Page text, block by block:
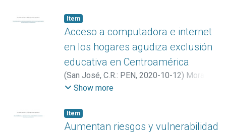
Item
Acceso a computadora e internet
en los hogares agudiza exclusión
educativa en Centroamérica
(San José, C.R.: PEN, 2020-10-12) Mora
Román, Alberto
Show more
Item
Aumentan riesgos y vulnerabilidad